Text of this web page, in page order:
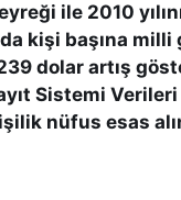
ile 2010
kişi başına milli
dolar artış
Sistemi
nüfus esas